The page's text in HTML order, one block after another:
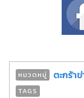
หมวดหมู่ ตะกร้า
TAGS